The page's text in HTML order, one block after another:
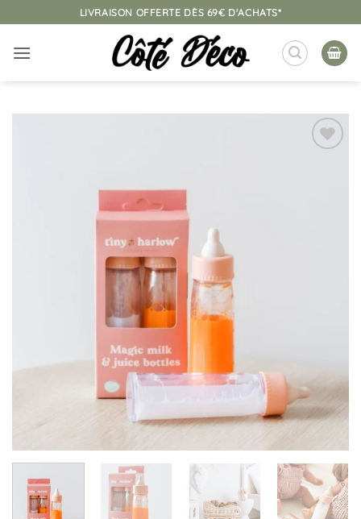
au
contenu
LIVRAISON OFFERTE DÈS 69€ D'ACHATS*